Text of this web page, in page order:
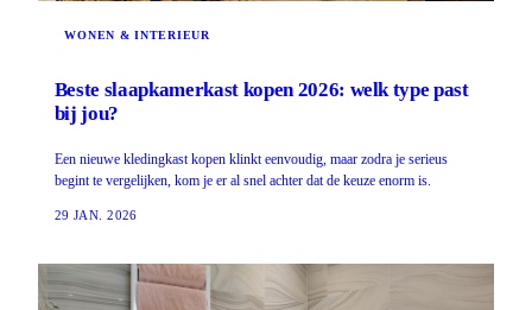
WONEN & INTERIEUR
Beste slaapkamerkast kopen 2026: welk type past
bij jou?
Een nieuwe kledingkast kopen klinkt eenvoudig, maar zodra je serieus
begint te vergelijken, kom je er al snel achter dat de keuze enorm is.
29 JAN. 2026